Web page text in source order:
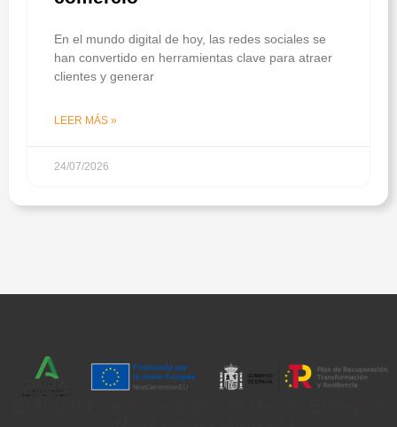
En el mundo digital de hoy, las redes sociales se
han convertido en herramientas clave para atraer
clientes y generar
LEER MÁS »
24/07/2026